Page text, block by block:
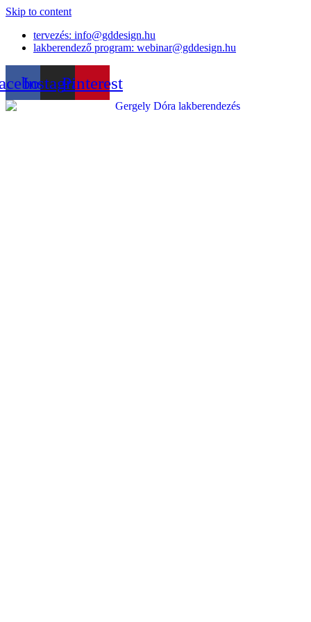
Skip to content
tervezés: info@gddesign.hu
lakberendező program: webinar@gddesign.hu
InstagramPinterest